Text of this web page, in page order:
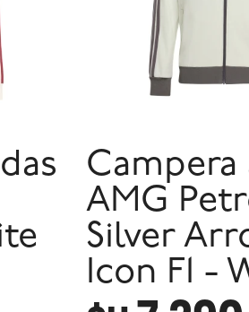
Campera
AMG
Silver
Icon F1 -